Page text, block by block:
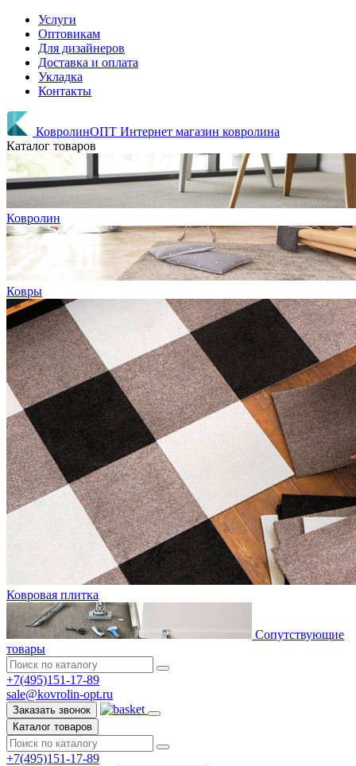
Услуги
Оптовикам
Для дизайнеров
Доставка и оплата
Укладка
Контакты
КовролинОПТ Интернет магазин ковролина
Каталог товаров
Ковролин
Ковры
Ковровая плитка
Сопутствующие
товары
+7(495)151-17-89
sale@kovrolin-opt.ru
Заказать звонок
Каталог товаров
+7(495)151-17-89